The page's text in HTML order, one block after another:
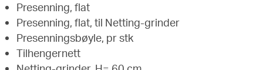
Presenning, flat
Presenning, flat, til Netting-grinder
Presenningsbøyle, pr stk
Tilhengernett